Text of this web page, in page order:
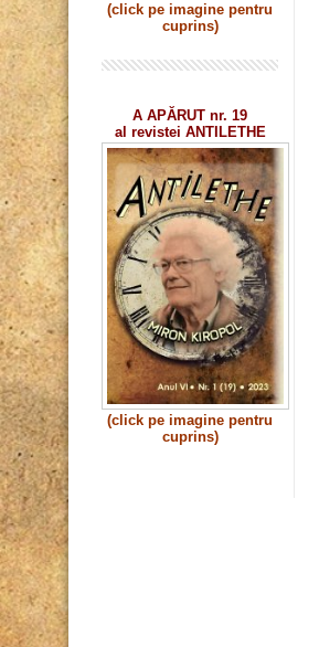
(click pe imagine pentru
cuprins)
A APĂRUT nr. 19
al revistei ANTILETHE
(click pe imagine pentru
cuprins)